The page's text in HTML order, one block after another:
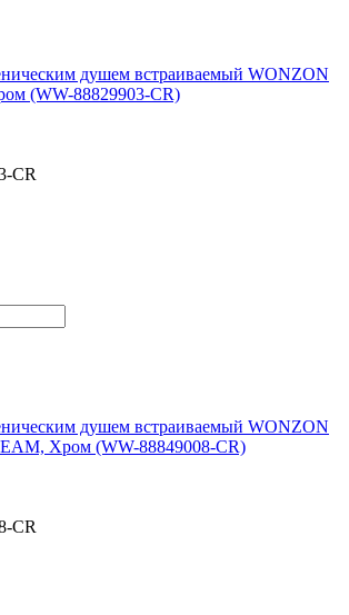
душем встраиваемый WONZON
(WW-88829903-CR)
CR
душем встраиваемый WONZON
Хром (WW-88849008-CR)
CR